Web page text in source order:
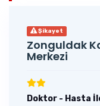
Şikayet
Zonguldak
Merkezi
Doktor - Hasta